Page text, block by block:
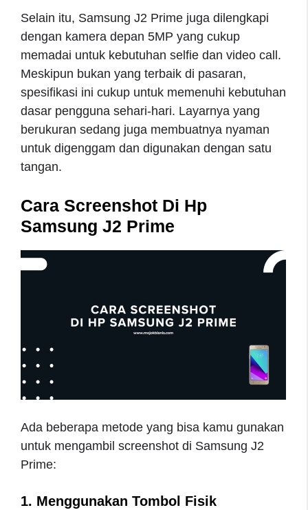
Selain itu, Samsung J2 Prime juga dilengkapi
dengan kamera depan 5MP yang cukup
memadai untuk kebutuhan selfie dan video call.
Meskipun bukan yang terbaik di pasaran,
spesifikasi ini cukup untuk memenuhi kebutuhan
dasar pengguna sehari-hari. Layarnya yang
berukuran sedang juga membuatnya nyaman
untuk digenggam dan digunakan dengan satu
tangan.
Cara Screenshot Di Hp
Samsung J2 Prime
Ada beberapa metode yang bisa kamu gunakan
untuk mengambil screenshot di Samsung J2
Prime:
1. Menggunakan Tombol Fisik